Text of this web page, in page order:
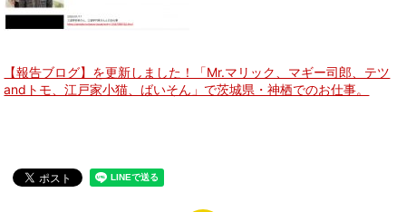
【報告ブログ】を更新しました！「Mr.マリック、マギー司郎、テツ
andトモ、江戸家小猫、ばいそん」で茨城県・神栖でのお仕事。